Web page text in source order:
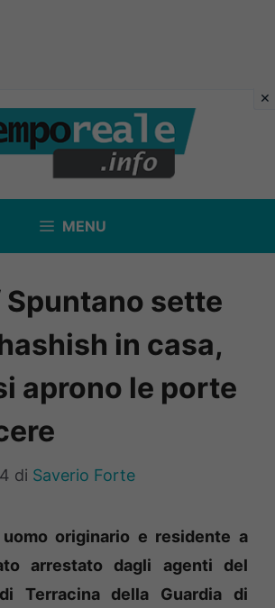
MENU
Spuntano sette
in casa,
aprono le porte
di Saverio Forte
uomo originario e residente a
arrestato dagli agenti del
Terracina della Guardia di